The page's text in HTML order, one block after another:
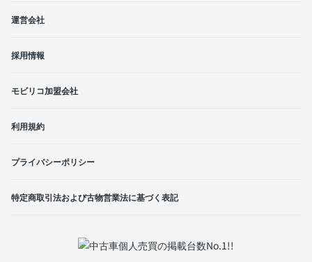
運営会社
採用情報
モビリコ加盟会社
利用規約
プライバシーポリシー
特定商取引法および古物営業法に基づく表記